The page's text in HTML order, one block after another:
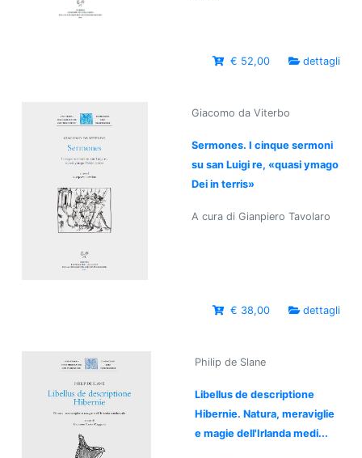
€ 52,00 dettagli
Giacomo da Viterbo
Sermones. I cinque sermoni
su san Luigi re, «quasi ymago
Dei in terris»
A cura di Gianpiero Tavolaro
€ 38,00 dettagli
Philip de Slane
Libellus de descriptione
Hibernie. Natura, meraviglie
e magie dell'Irlanda medi...